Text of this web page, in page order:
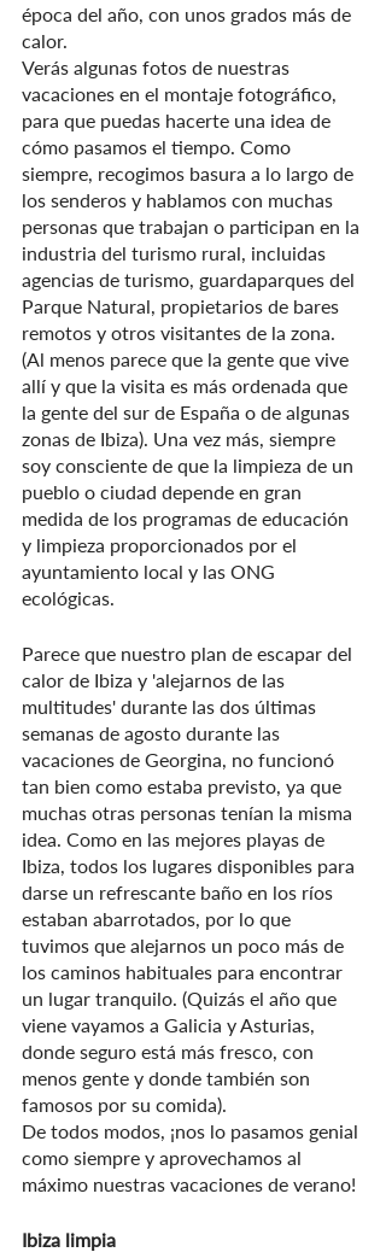
época del año, con unos grados más de
calor.
Verás algunas fotos de nuestras
vacaciones en el montaje fotográfico,
para que puedas hacerte una idea de
cómo pasamos el tiempo. Como
siempre, recogimos basura a lo largo de
los senderos y hablamos con muchas
personas que trabajan o participan en la
industria del turismo rural, incluidas
agencias de turismo, guardaparques del
Parque Natural, propietarios de bares
remotos y otros visitantes de la zona.
(Al menos parece que la gente que vive
allí y que la visita es más ordenada que
la gente del sur de España o de algunas
zonas de Ibiza). Una vez más, siempre
soy consciente de que la limpieza de un
pueblo o ciudad depende en gran
medida de los programas de educación
y limpieza proporcionados por el
ayuntamiento local y las ONG
ecológicas.
Parece que nuestro plan de escapar del
calor de Ibiza y 'alejarnos de las
multitudes' durante las dos últimas
semanas de agosto durante las
vacaciones de Georgina, no funcionó
tan bien como estaba previsto, ya que
muchas otras personas tenían la misma
idea. Como en las mejores playas de
Ibiza, todos los lugares disponibles para
darse un refrescante baño en los ríos
estaban abarrotados, por lo que
tuvimos que alejarnos un poco más de
los caminos habituales para encontrar
un lugar tranquilo. (Quizás el año que
viene vayamos a Galicia y Asturias,
donde seguro está más fresco, con
menos gente y donde también son
famosos por su comida).
De todos modos, ¡nos lo pasamos genial
como siempre y aprovechamos al
máximo nuestras vacaciones de verano!
Ibiza limpia